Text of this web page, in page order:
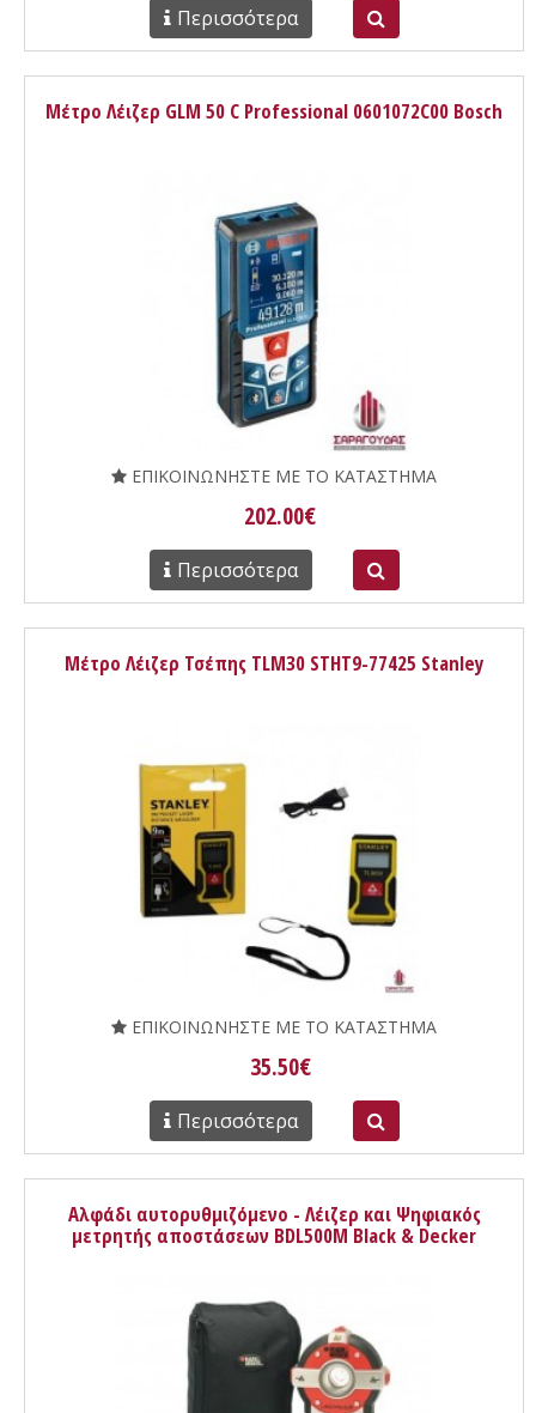
Περισσότερα
Μέτρο Λέιζερ GLM 50 C Professional 0601072C00 Bosch
ΕΠΙΚΟΙΝΩΝΗΣΤΕ ΜΕ ΤΟ ΚΑΤΑΣΤΗΜΑ
202.00€
Περισσότερα
Μέτρο Λέιζερ Τσέπης TLM30 STHT9-77425 Stanley
ΕΠΙΚΟΙΝΩΝΗΣΤΕ ΜΕ ΤΟ ΚΑΤΑΣΤΗΜΑ
35.50€
Περισσότερα
Αλφάδι αυτορυθμιζόμενο - Λέιζερ και Ψηφιακός
μετρητής αποστάσεων BDL500M Black & Decker